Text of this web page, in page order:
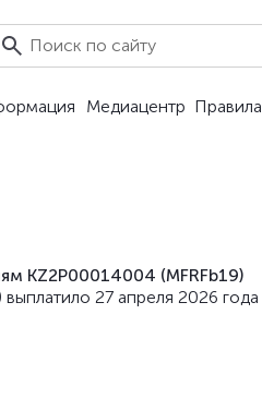
Медиацентр Правила
KZ2P00014004 (MFRFb19)
27 апреля 2026 года